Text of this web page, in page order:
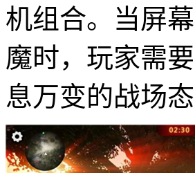
机组合。当屏
魔时，玩家需
息万变的战场